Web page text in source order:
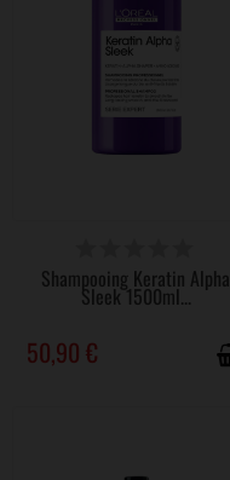
Shampooing Keratin Alpha
Sleek 1500ml...
50,90 €